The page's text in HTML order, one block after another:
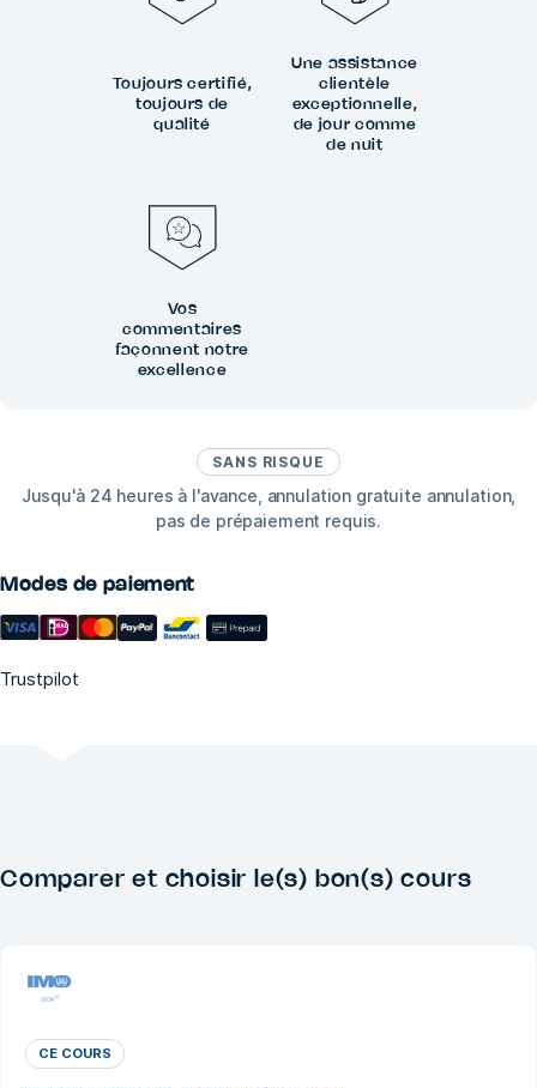
SANS RISQUE
Jusqu'à 24 heures à l'avance, annulation gratuite annulation,
pas de prépaiement requis.
Modes de paiement
Trustpilot
Toujours certifié,
toujours de
qualité
Une assistance
clientèle
exceptionnelle,
de jour comme
de nuit
Vos
commentaires
façonnent notre
excellence
Comparer et choisir le(s) bon(s) cours
CE COURS